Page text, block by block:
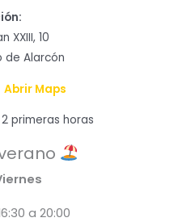
XXIII, 10
de Alarcón
Abrir Maps
primeras horas
a 20:00